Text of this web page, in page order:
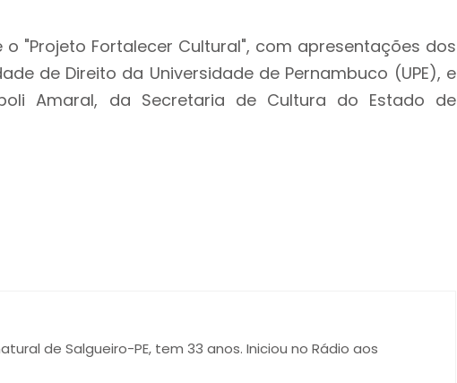
o "Projeto Fortalecer Cultural", com apresentações dos
de Direito da Universidade de Pernambuco (UPE), e
Amaral, da Secretaria de Cultura do Estado de
de Salgueiro-PE, tem 33 anos. Iniciou no Rádio aos